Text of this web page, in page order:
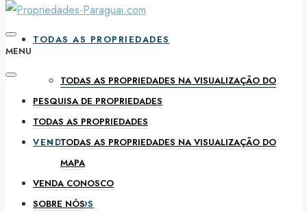
TODAS AS PROPRIEDADES
TODAS AS PROPRIEDADES NA VISUALIZAÇÃO DO
MAPA
VENDA CONOSCO
SOBRE NÓS
MENU
PESQUISA DE PROPRIEDADES
TODAS AS PROPRIEDADES
TODAS AS PROPRIEDADES NA VISUALIZAÇÃO DO
MAPA
VENDA CONOSCO
SOBRE NÓS